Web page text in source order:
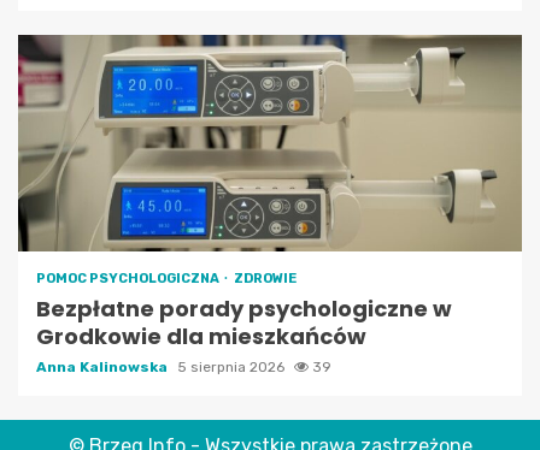
POMOC PSYCHOLOGICZNA ZDROWIE
Bezpłatne porady psychologiczne w
Grodkowie dla mieszkańców
Anna Kalinowska 5 sierpnia 2026 39